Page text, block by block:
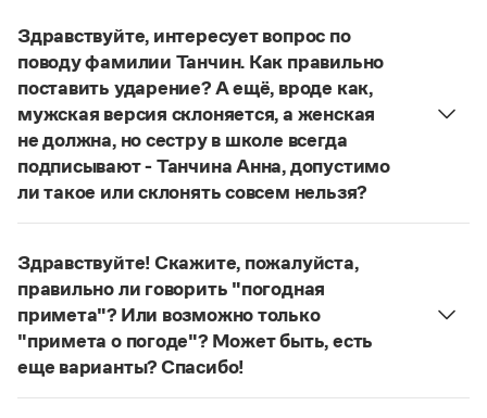
Справочники
Правила русской орфографии и пунктуации
Русский язык. Краткий теоретический курс
для школьников
Словарь-справочник трудностей
Азбучные истины
Словарь-справочник непростые слова
Все справочники портала
Словарь русских имён
Словарь методических терминов
(1956)
Здравствуйте, интересует вопрос по
поводу фамилии Танчин. Как правильно
поставить ударение? А ещё, вроде как,
мужская версия склоняется, а женская
не должна, но сестру в школе всегда
подписывают - Танчина Анна, допустимо
ли такое или склонять совсем нельзя?
Место ударения в фамилии определяет ее
спрашивать у него. Или справиться в
энциклопедии, если сведения о носителе
фамилии в ней представлены.
Мужская фамилия
Танчин
склоняется, женская
Здравствуйте! Скажите, пожалуйста,
правильно ли говорить "погодная
примета"? Или возможно только
"примета о погоде"? Может быть, есть
еще варианты? Спасибо!
Сочетаниепогодные приметыотвечает нормам